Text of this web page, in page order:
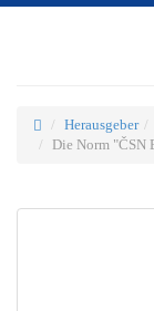
Herausgeber
Die Norm "ČSN